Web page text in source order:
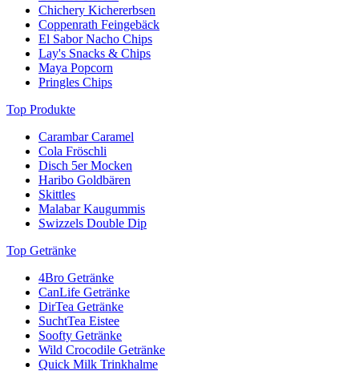
Chichery Kichererbsen
Coppenrath Feingebäck
El Sabor Nacho Chips
Lay's Snacks & Chips
Maya Popcorn
Pringles Chips
Top Produkte
Carambar Caramel
Cola Fröschli
Disch 5er Mocken
Haribo Goldbären
Skittles
Malabar Kaugummis
Swizzels Double Dip
Top Getränke
4Bro Getränke
CanLife Getränke
DirTea Getränke
SuchtTea Eistee
Soofty Getränke
Wild Crocodile Getränke
Quick Milk Trinkhalme